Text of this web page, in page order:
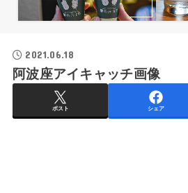
2021.06.18
阿波座アイキャッチ画像
ポスト シェア